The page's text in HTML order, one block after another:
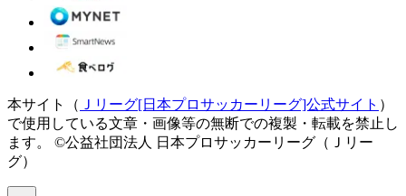
本サイト（ Ｊリーグ[日本プロサッカーリーグ]公式サイト ）
で使用している文章・画像等の無断での複製・転載を禁止し
ます。
©公益社団法人 日本プロサッカーリーグ（Ｊリー
グ）